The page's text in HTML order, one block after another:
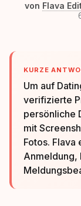
von Flava
KURZE
Um auf
verifizierte
persönliche
mit
Fotos. Flava